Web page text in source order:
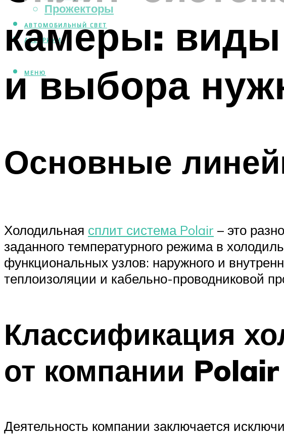
Прожекторы
АВТОМОБИЛЬНЫЙ СВЕТ
АКВАРИУМ
МЕНЮ
камеры:
и выбора
Основные
Холодильная сплит система Polair – это
заданного температурного режима в
функциональных узлов: наружного и
теплоизоляции и кабельно-проводниковой
Классификация
от компании Polair
Деятельность компании заключается